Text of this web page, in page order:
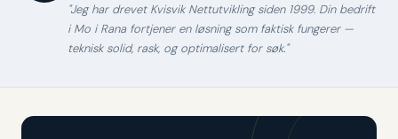
"Jeg har drevet Kvisvik Nettutvikling siden 1999. Din bedrift
i Mo i Rana fortjener en løsning som faktisk fungerer —
teknisk solid, rask, og optimalisert for søk."